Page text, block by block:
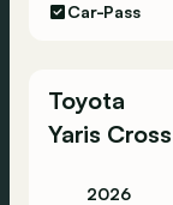
Car-Pass
Toyota
Yaris Cross
2026